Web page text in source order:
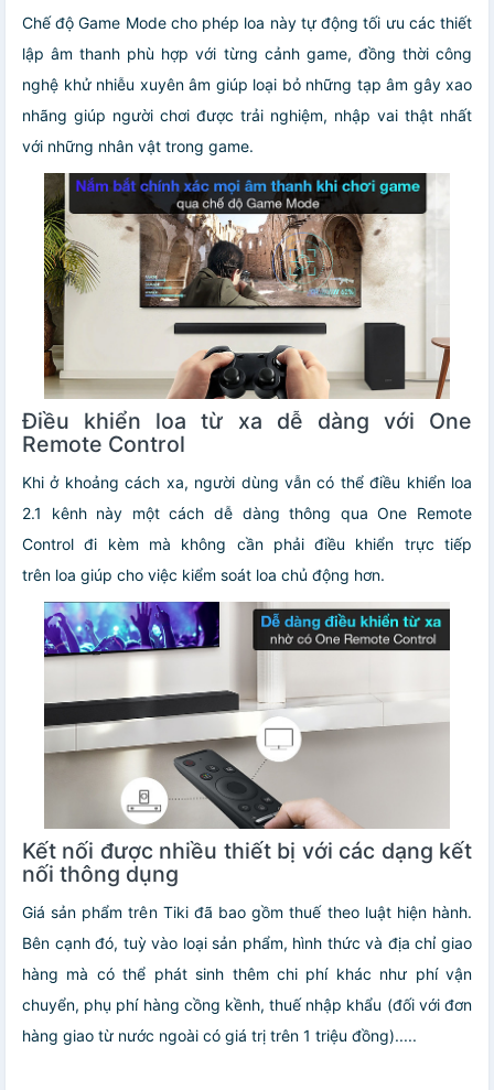
Chế độ Game Mode cho phép loa này tự động tối ưu các thiết
lập âm thanh phù hợp với từng cảnh game, đồng thời công
nghệ khử nhiễu xuyên âm giúp loại bỏ những tạp âm gây xao
nhãng giúp người chơi được trải nghiệm, nhập vai thật nhất
với những nhân vật trong game.
Điều khiển loa từ xa dễ dàng với One
Remote Control
Khi ở khoảng cách xa, người dùng vẫn có thể điều khiển loa
2.1 kênh này một cách dễ dàng thông qua One Remote
Control đi kèm mà không cần phải điều khiển trực tiếp
trên loa giúp cho việc kiểm soát loa chủ động hơn.
Kết nối được nhiều thiết bị với các dạng kết
nối thông dụng
Giá sản phẩm trên Tiki đã bao gồm thuế theo luật hiện hành.
Bên cạnh đó, tuỳ vào loại sản phẩm, hình thức và địa chỉ giao
hàng mà có thể phát sinh thêm chi phí khác như phí vận
chuyển, phụ phí hàng cồng kềnh, thuế nhập khẩu (đối với đơn
hàng giao từ nước ngoài có giá trị trên 1 triệu đồng).....